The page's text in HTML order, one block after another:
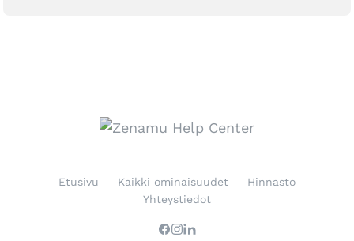
Etusivu Kaikki ominaisuudet
Hinnasto
Yhteystiedot